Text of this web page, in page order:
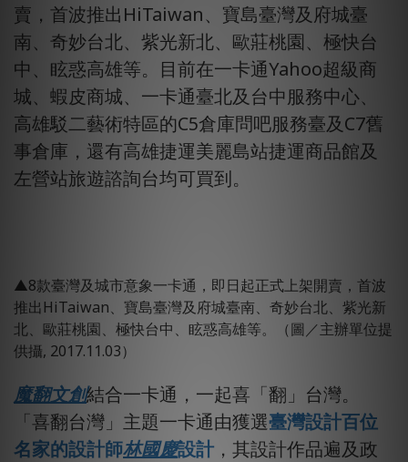
賣，首波推出HiTaiwan、寶島臺灣及府城臺
南、奇妙台北、紫光新北、歐莊桃園、極快台
中、眩惑高雄等。目前在一卡通Yahoo超級商
城、蝦皮商城、一卡通臺北及台中服務中心、
高雄駁二藝術特區的C5倉庫問吧服務臺及C7舊
事倉庫，還有高雄捷運美麗島站捷運商品館及
左營站旅遊諮詢台均可買到。
▲8款臺灣及城市意象一卡通，即日起正式上架開賣，首波
推出HiTaiwan、寶島臺灣及府城臺南、奇妙台北、紫光新
北、歐莊桃園、極快台中、眩惑高雄等。（圖／主辦單位提
供攝, 2017.11.03）
魔翻文創結合一卡通，一起喜「翻」台灣。
「喜翻台灣」主題一卡通由獲選臺灣設計百位
名家的設計師林國慶設計 ，其設計作品遍及政